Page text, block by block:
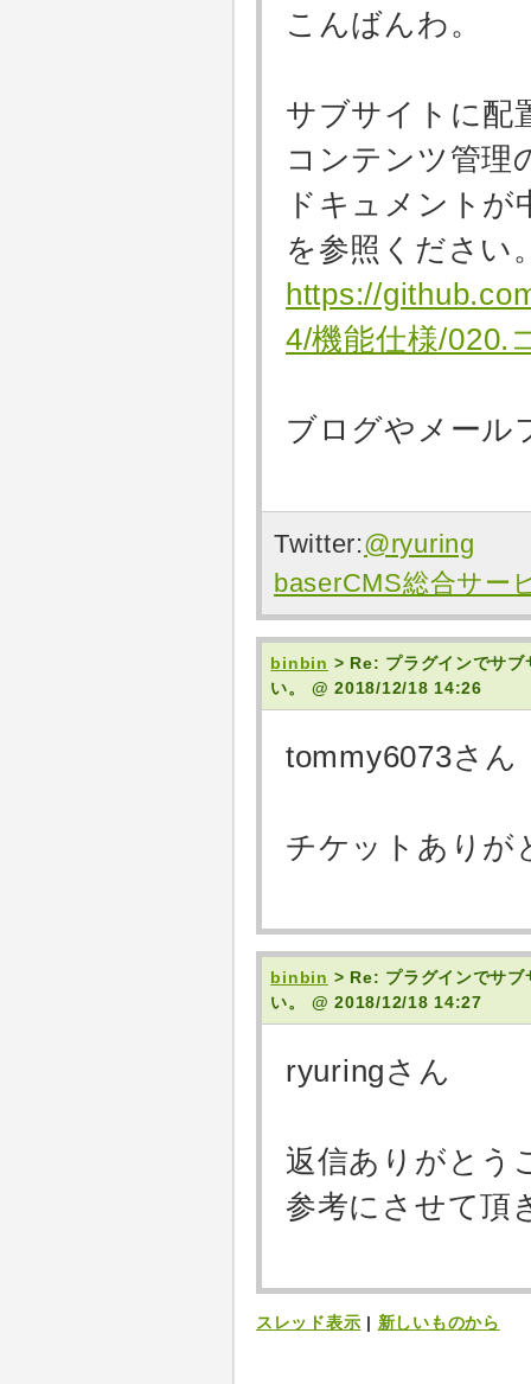
こんばんわ。
サブサイトに配
コンテンツ管理
ドキュメント
を参照ください
https://
4/機能仕様/020.
ブログやメール
Twitter:@ryuring
baserCMS総合サー
binbin > Re: プラグインでサ
い。 @ 2018/12/18 14:26
tommy6073さん
チケットありが
binbin > Re: プラグインでサ
い。 @ 2018/12/18 14:27
ryuringさん
返信ありがとう
参考にさせて頂
スレッド表示 | 新しいものから